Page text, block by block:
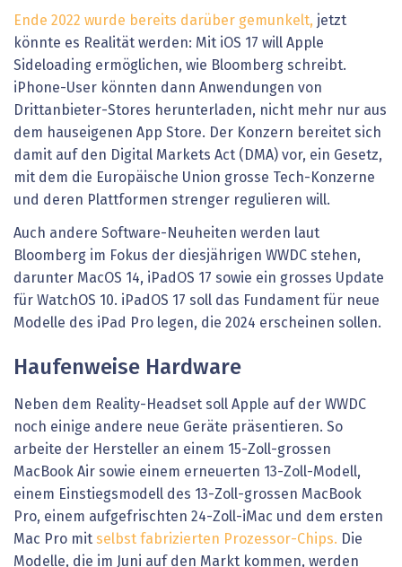
Ende 2022 wurde bereits darüber gemunkelt, jetzt
könnte es Realität werden: Mit iOS 17 will Apple
Sideloading ermöglichen, wie Bloomberg schreibt.
iPhone-User könnten dann Anwendungen von
Drittanbieter-Stores herunterladen, nicht mehr nur aus
dem hauseigenen App Store. Der Konzern bereitet sich
damit auf den Digital Markets Act (DMA) vor, ein Gesetz,
mit dem die Europäische Union grosse Tech-Konzerne
und deren Plattformen strenger regulieren will.
Auch andere Software-Neuheiten werden laut
Bloomberg im Fokus der diesjährigen WWDC stehen,
darunter MacOS 14, iPadOS 17 sowie ein grosses Update
für WatchOS 10. iPadOS 17 soll das Fundament für neue
Modelle des iPad Pro legen, die 2024 erscheinen sollen.
Haufenweise Hardware
Neben dem Reality-Headset soll Apple auf der WWDC
noch einige andere neue Geräte präsentieren. So
arbeite der Hersteller an einem 15-Zoll-grossen
MacBook Air sowie einem erneuerten 13-Zoll-Modell,
einem Einstiegsmodell des 13-Zoll-grossen MacBook
Pro, einem aufgefrischten 24-Zoll-iMac und dem ersten
Mac Pro mit selbst fabrizierten Prozessor-Chips. Die
Modelle, die im Juni auf den Markt kommen, werden